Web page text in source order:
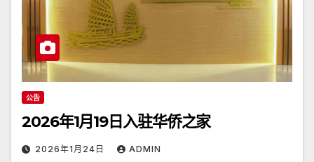
公告
2026年1月19日入驻华侨之家
2026年1月24日 ADMIN